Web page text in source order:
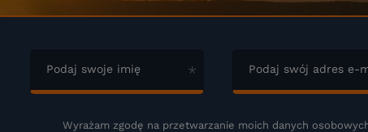
Podaj swoje imię Podaj swój adres e-
Wyrażam zgodę na przetwarzanie moich danych